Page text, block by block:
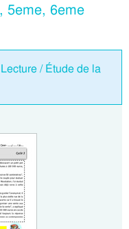
5eme, 6eme
/ Étude de la